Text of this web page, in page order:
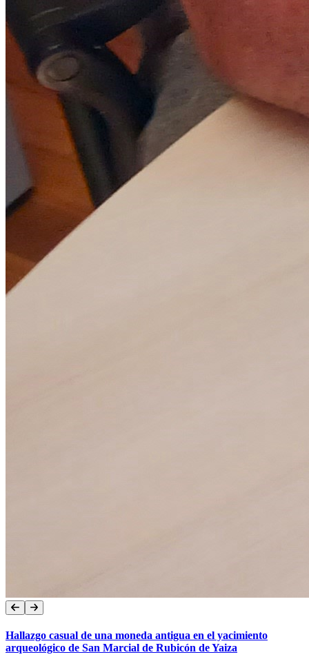
Hallazgo casual de una moneda antigua en el yacimiento
arqueológico de San Marcial de Rubicón de Yaiza